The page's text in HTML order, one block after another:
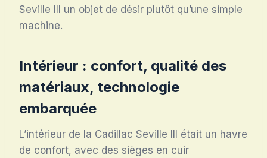
Seville III un objet de désir plutôt qu’une simple
machine.
Intérieur : confort, qualité des
matériaux, technologie
embarquée
L’intérieur de la Cadillac Seville III était un havre
de confort, avec des sièges en cuir